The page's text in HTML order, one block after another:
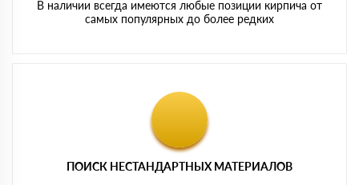
В наличии всегда имеются любые позиции кирпича от
самых популярных до более редких
ПОИСК НЕСТАНДАРТНЫХ МАТЕРИАЛОВ